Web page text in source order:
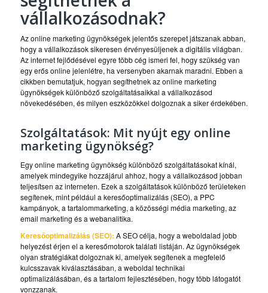
vállalkozásodnak?
Az online marketing ügynökségek jelentős szerepet játszanak abban,
hogy a vállalkozások sikeresen érvényesüljenek a digitális világban.
Az internet fejlődésével egyre több cég ismeri fel, hogy szükség van
egy erős online jelenlétre, ha versenyben akarnak maradni. Ebben a
cikkben bemutatjuk, hogyan segíthetnek az online marketing
ügynökségek különböző szolgáltatásaikkal a vállalkozásod
növekedésében, és milyen eszközökkel dolgoznak a siker érdekében.
Szolgáltatások: Mit nyújt egy online
marketing ügynökség?
Egy online marketing ügynökség különböző szolgáltatásokat kínál,
amelyek mindegyike hozzájárul ahhoz, hogy a vállalkozásod jobban
teljesítsen az interneten. Ezek a szolgáltatások különböző területeken
segítenek, mint például a keresőoptimalizálás (SEO), a PPC
kampányok, a tartalommarketing, a közösségi média marketing, az
email marketing és a webanalitika.
Keresőoptimalizálás (SEO): A SEO célja, hogy a weboldalad jobb
helyezést érjen el a keresőmotorok találati listáján. Az ügynökségek
olyan stratégiákat dolgoznak ki, amelyek segítenek a megfelelő
kulcsszavak kiválasztásában, a weboldal technikai
optimalizálásában, és a tartalom fejlesztésében, hogy több látogatót
vonzzanak.